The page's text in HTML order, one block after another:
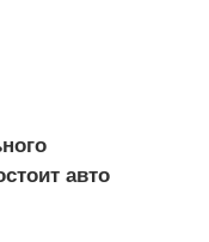
авто